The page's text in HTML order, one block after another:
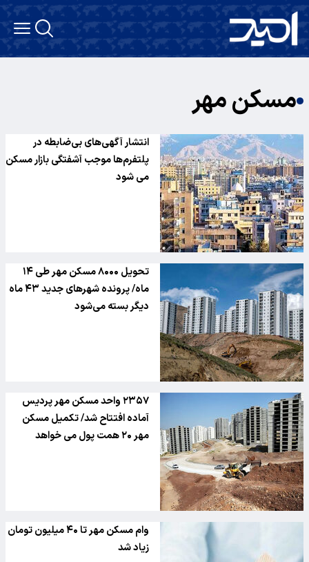
مسکن مهر
انتشار آگهی‌های بی‌ضابطه در
پلتفرم‌ها موجب آشفتگی بازار مسکن
می شود
تحویل ۸۰۰۰ مسکن مهر طی ۱۴
ماه/ پرونده شهرهای جدید ۴۳ ماه
دیگر بسته می‌شود
۲۳۵۷ واحد مسکن مهر پردیس
آماده افتتاح شد/ تکمیل مسکن
مهر ۲۰ همت پول می خواهد
وام مسکن مهر تا ۴۰ میلیون تومان
زیاد شد